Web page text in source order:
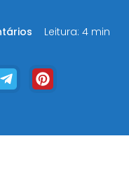
Leitura: 4 min